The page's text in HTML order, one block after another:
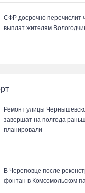
СФР досрочно перечислит
выплат жителям
Ремонт улицы
завершат на полгода
планировали
В Череповце после
фонтан в Комсомольском